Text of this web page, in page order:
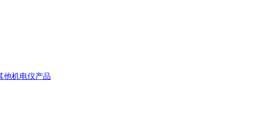
他机电仪产品